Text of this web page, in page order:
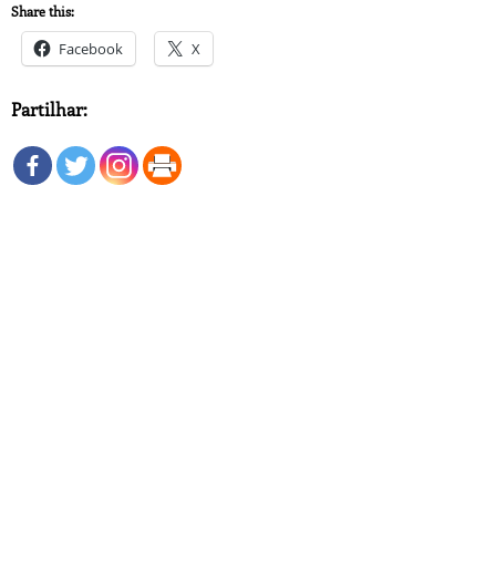
Share this:
Facebook X
Partilhar: